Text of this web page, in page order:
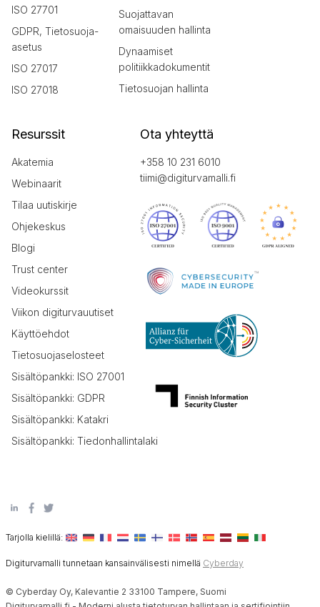
ISO 27701
GDPR, Tietosuoja-
asetus
ISO 27017
ISO 27018
Suojattavan
omaisuuden hallinta
Dynaamiset
politiikkadokumentit
Tietosuojan hallinta
Resurssit
Akatemia
Webinaarit
Tilaa uutiskirje
Ohjekeskus
Blogi
Trust center
Videokurssit
Viikon digiturvauutiset
Käyttöehdot
Tietosuojaselosteet
Sisältöpankki: ISO 27001
Sisältöpankki: GDPR
Sisältöpankki: Katakri
Sisältöpankki: Tiedonhallintalaki
Ota yhteyttä
+358 10 231 6010
tiimi@digiturvamalli.fi
Tarjolla kielillä:
Digiturvamalli tunnetaan kansainvälisesti nimellä Cyberday
© Cyberday Oy, Kalevantie 2 33100 Tampere, Suomi